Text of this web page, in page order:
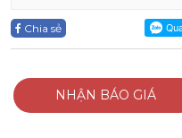
Chia sẻ
NHẬN BÁO GIÁ